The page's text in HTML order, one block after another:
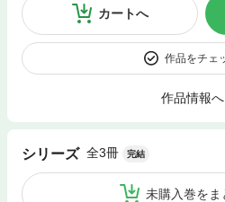
カートへ
作品をチェ
作品情報へ
シリーズ 全3冊 完結
未購入巻をま